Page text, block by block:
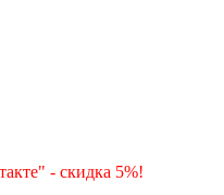
- скидка 5%!